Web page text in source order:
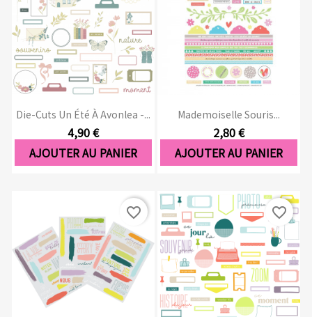
Die-Cuts Un Été À Avonlea -...
4,90 €
AJOUTER AU PANIER
Mademoiselle Souris...
2,80 €
AJOUTER AU PANIER
favorite_border favorite_border